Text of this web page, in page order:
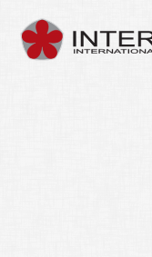
MainMenu2
Переезд
Другие